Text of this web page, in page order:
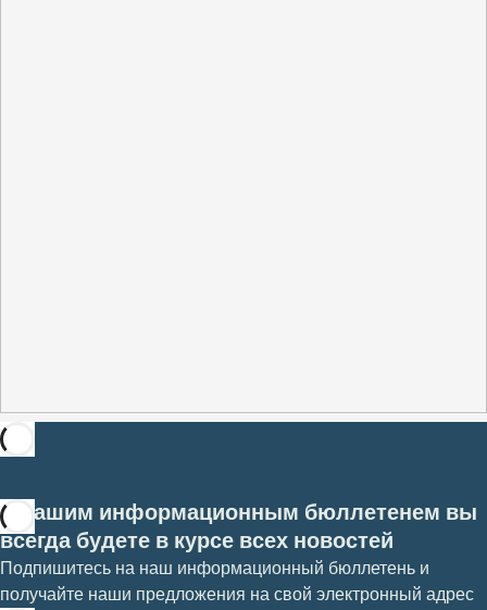
С нашим информационным бюллетенем вы
всегда будете в курсе всех новостей
Подпишитесь на наш информационный бюллетень и
получайте наши предложения на свой электронный адрес